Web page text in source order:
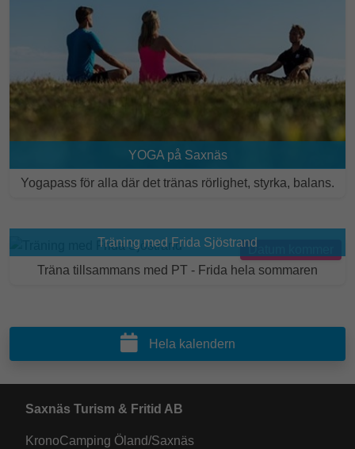
YOGA på Saxnäs
Yogapass för alla där det tränas rörlighet, styrka, balans.
Datum kommer
Träning med Frida Sjöstrand
Träna tillsammans med PT - Frida hela sommaren
Hela kalendern
Saxnäs Turism & Fritid AB
KronoCamping Öland/Saxnäs